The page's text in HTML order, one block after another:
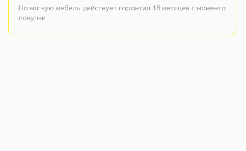
На мягкую мебель действует гарантия 18 месяцев с момента
покупки